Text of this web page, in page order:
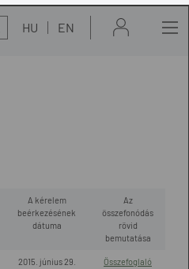
HU EN
A kérelem
beérkezésének
dátuma
Az
összefonódás
rövid
bemutatása
2015. június 29. Összefoglaló